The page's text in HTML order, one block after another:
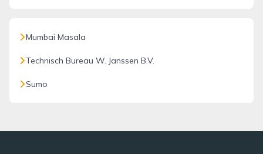
Mumbai Masala
Technisch Bureau W. Janssen B.V.
Sumo